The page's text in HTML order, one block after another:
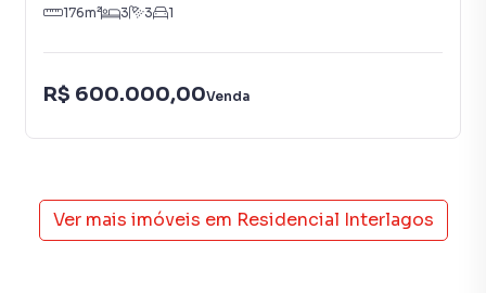
176m² 3 3 1
R$ 600.000,00Venda
Ver mais imóveis em Residencial Interlagos